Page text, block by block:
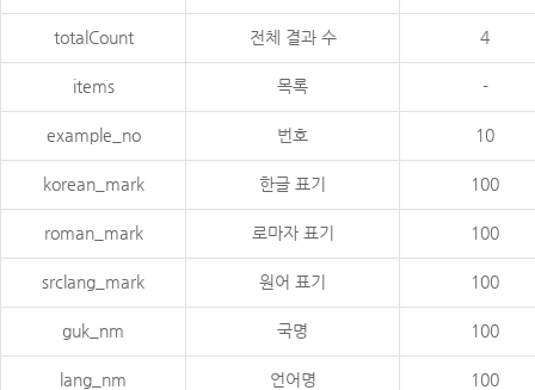
totalCount 전체 결과 수 4
items 목록 -
example_no 번호 10
korean_mark 한글 표기 100
roman_mark 로마자 표기 100
srclang_mark 원어 표기 100
guk_nm 국명 100
lang_nm 언어명 100